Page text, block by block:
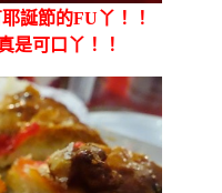
誕節的FU丫！！
是可口丫！！